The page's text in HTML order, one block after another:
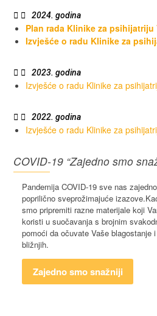
2024. godina
Plan rada Klinike za psihijatriju
Izvješće o radu Klinike za
2023. godina
Izvješće o radu Klinike za
2022. godina
Izvješće o radu Klinike za
COVID-19 “Zajedno smo
Pandemija COVID-19 sve nas
poprilično sveprožimajuće
smo pripremiti razne materijale koji
koristi u suočavanja s brojnim
pomoći da očuvate Vaše blagostanje
bližnjih.
Zajedno smo snažniji